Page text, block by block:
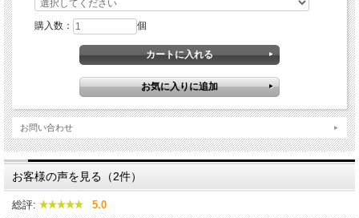
購入数： 個
お問い合わせ
お客様の声を見る（2件）
総評: 5.0